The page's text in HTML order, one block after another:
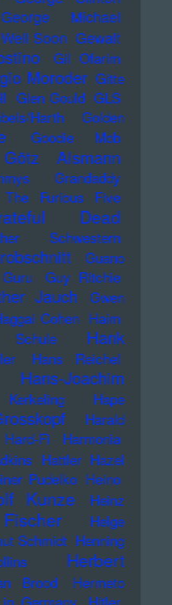
George Michael
Soon Gewalt
Gil Ofarim
Moroder Gitte
Glen Gould GLS
Harth
Golden
Goodie Mob
Götz Alsmann
Grandaddy
Furious Five
Dead
Schwestern
Guano
Guru
Guy Ritchie
Jauch
Gwen
Cohen Haim
Schule
Hank
Hans Reichel
Hans-Joachim
Hape
Harald
Hard-Fi Harmonia
Hattler Hazel
Pudelko Heino
Kunze
Heinz
Helge
Schmidt Henning
Herbert
Brood
Hermeto